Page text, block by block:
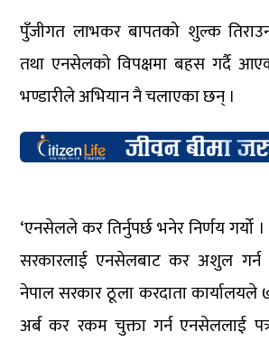
पुँजीगत लाभकर बापतको शुल्क
तथा एनसेलको विपक्षमा बहस गर्दै
भण्डारीले अभियान नै चलाएका छन् ।
‘एनसेलले कर तिर्नुपर्छ भनेर निर्णय गर्यो
सरकारलाई एनसेलबाट कर अशुल गर्न
नेपाल सरकार ठूला करदाता कार्यालयले
अर्ब कर रकम चुक्ता गर्न एनसेललाई